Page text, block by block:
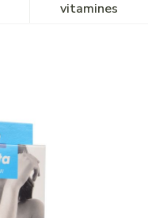
vitamines
Sport